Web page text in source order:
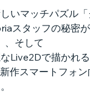
いマッチパズル
スタッフの秘密
、そして
Live2Dで描かれ
作スマートフォ